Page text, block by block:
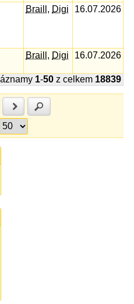
Braill , Digi 16.07.2026
Braill , Digi 16.07.2026
1-50 z celkem 18839
Další